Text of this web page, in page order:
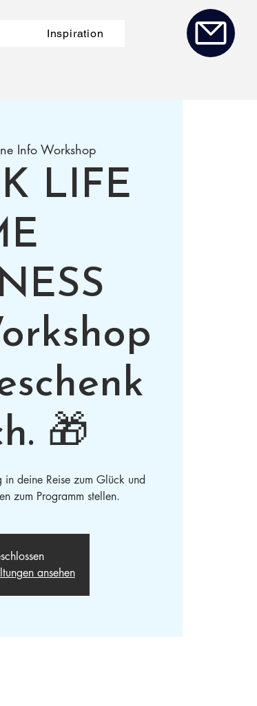
Inspiration
Info Workshop
LIFE
🎁
in deine Reise zum Glück und
zum Programm stellen.
ansehen